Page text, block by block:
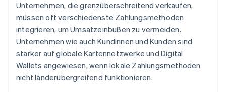
Unternehmen, die grenzüberschreitend verkaufen,
müssen oft verschiedenste Zahlungsmethoden
integrieren, um Umsatzeinbußen zu vermeiden.
Unternehmen wie auch Kundinnen und Kunden sind
stärker auf globale Kartennetzwerke und Digital
Wallets angewiesen, wenn lokale Zahlungsmethoden
nicht länderübergreifend funktionieren.